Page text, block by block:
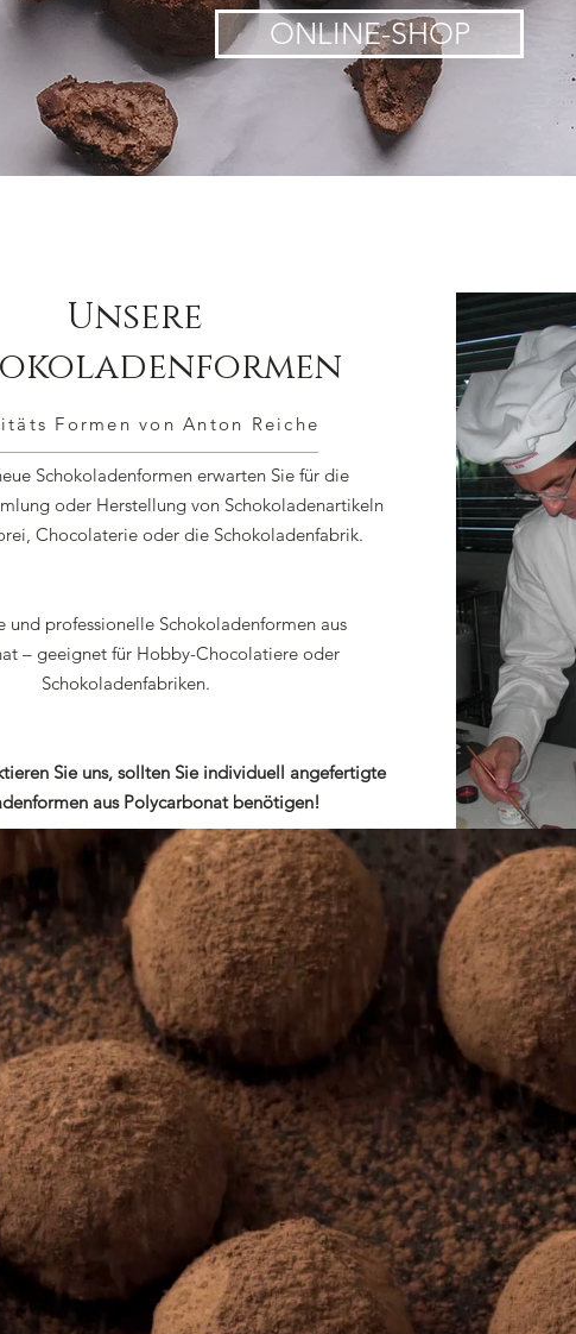
ONLINE-SHOP
Unsere
Formen von Anton Reiche
Schokoladenformen erwarten Sie für die
oder Herstellung von Schokoladenartikeln
Chocolaterie oder die Schokoladenfabrik.
und professionelle Schokoladenformen aus
– geeignet für Hobby-Chocolatiere oder
Schokoladenfabriken.
Sie uns, sollten Sie individuell angefertigte
aus Polycarbonat benötigen!